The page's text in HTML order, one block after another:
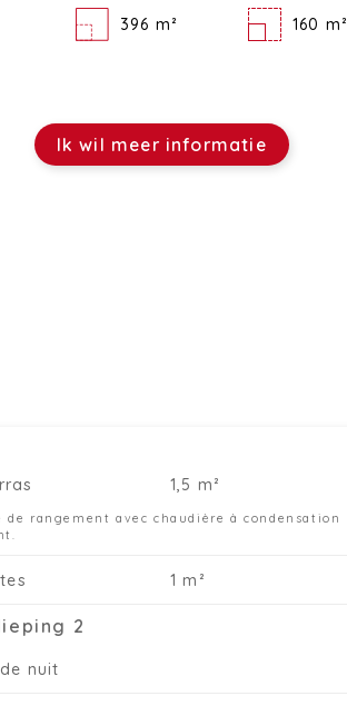
396 m² 160 m²
Ik wil meer informatie
1,5 m²
de rangement avec chaudière à condensation
1 m²
2
nuit